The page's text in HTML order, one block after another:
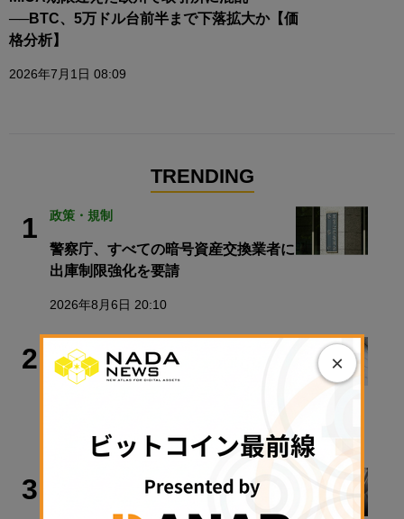
──BTC、5万ドル台前半まで下落拡大か【価
格分析】
2026年7月1日 08:09
TRENDING
1 政策・規制
警察庁、すべての暗号資産交換業者に
出庫制限強化を要請
2026年8月6日 20:10
2 政策・規制
金融庁、暗号資産新課のトップに安富
2026年8月7日 17:26
3
【入門解説】ビットコインの法律が変
×